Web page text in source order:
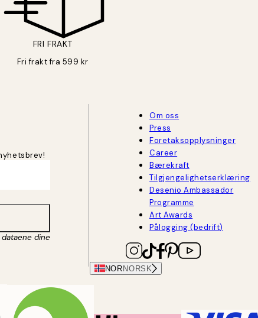
FRI FRAKT
Fri frakt fra 599 kr
dine
Om oss
Press
Foretaksopplysninger
Career
Bærekraft
Tilgjengelighetserklæring
Desenio Ambassador
Programme
Art Awards
Pålogging (bedrift)
NORNORSK